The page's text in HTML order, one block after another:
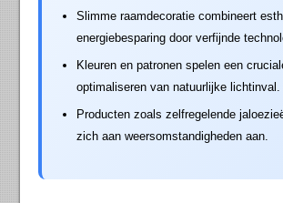
Slimme raamdecoratie combineert
energiebesparing door verfijnde
Kleuren en patronen spelen een
optimaliseren van natuurlijke lichtinval.
Producten zoals zelfregelende
zich aan weersomstandigheden aan.